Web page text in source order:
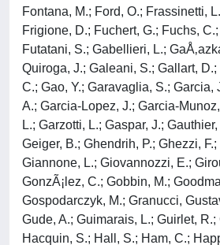
Fontana, M.; Ford, O.; Frassinetti,
Frigione, D.; Fuchert, G.; Fuchs,
Futatani, S.; Gabellieri, L.;
Quiroga, J.; Galeani, S.; Gallart,
C.; Gao, Y.; Garavaglia, S.; Garcia,
A.; Garcia-Lopez, J.; Garcia-
L.; Garzotti, L.; Gaspar, J.;
Geiger, B.; Ghendrih, P.; Ghezzi,
Giannone, L.; Giovannozzi, E.;
GonzÃ¡lez, C.; Gobbin, M.;
Gospodarczyk, M.; Granucci,
Gude, A.; Guimarais, L.; Guirlet, R.;
Hacquin, S.; Hall, S.; Ham, C.;